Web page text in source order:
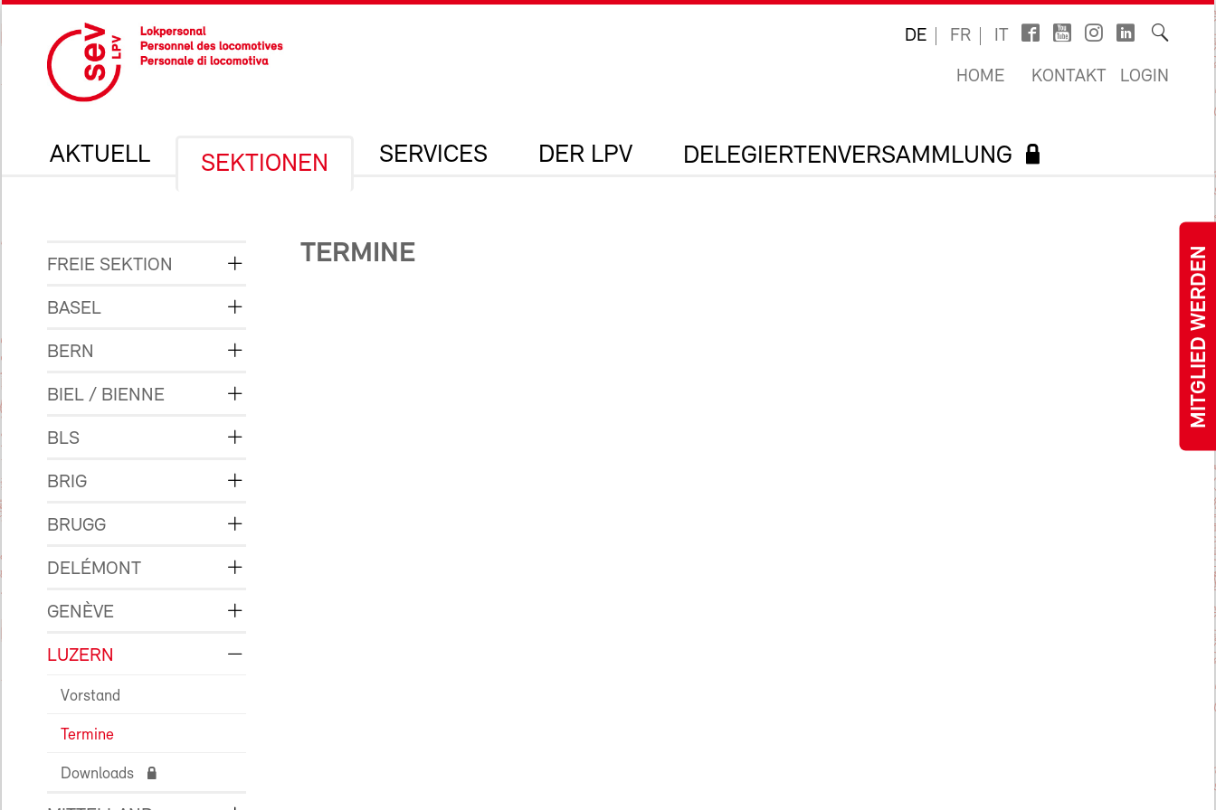
MITGLIED WERDEN
DE FR IT
HOME KONTAKT LOGIN
AKTUELL SEKTIONEN SERVICES DER LPV DELEGIERTENVERSAMMLUNG
FREIE SEKTION
BASEL
BERN
BIEL / BIENNE
BLS
BRIG
BRUGG
DELÉMONT
GENÈVE
LUZERN
Vorstand
Termine
Downloads
TERMINE